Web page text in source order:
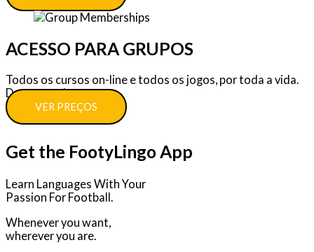
ACESSO PARA GRUPOS
Todos os cursos on-line e todos os jogos, por toda a vida.
Descontos!
VER PREÇOS
Get the FootyLingo App
Learn Languages With Your
Passion For Football.
Whenever you want,
wherever you are.